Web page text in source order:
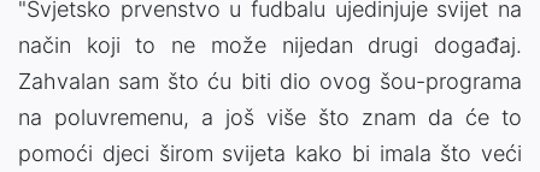
"Svjetsko prvenstvo u fudbalu ujedinjuje svijet na
način koji to ne može nijedan drugi događaj.
Zahvalan sam što ću biti dio ovog šou-programa
na poluvremenu, a još više što znam da će to
pomoći djeci širom svijeta kako bi imala što veći